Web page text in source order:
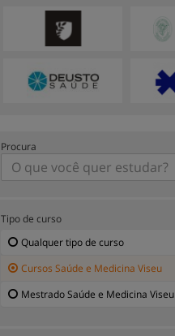
Procura
Tipo de curso
Qualquer tipo de curso
Cursos Saúde e Medicina Viseu
Mestrado Saúde e Medicina Viseu